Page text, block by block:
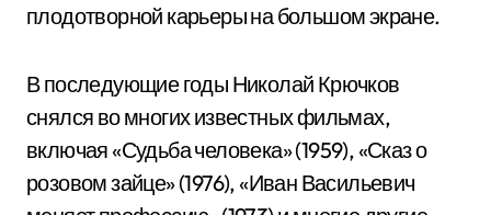
плодотворной карьеры на большом экране.
В последующие годы Николай Крючков
снялся во многих известных фильмах,
включая «Судьба человека» (1959), «Сказ о
розовом зайце» (1976), «Иван Васильевич